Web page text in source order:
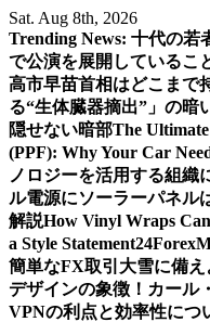
Skip
to
content
Sat. Aug 8th, 2026
Trending News: 十代の若
で公演を展開しているこ
高市早苗首相はどこまで
る“生体臓器摘出”」の暗
隠せない暗部The
(PPF): Why Your Car
ノロジーを活用する組織
ル電源にソーラーパネル
解説How Vinyl Wraps
a Style Statement
簡単なFX取引 大雪に備
デザインの象徴！カール
VPNの利点と効率性につ